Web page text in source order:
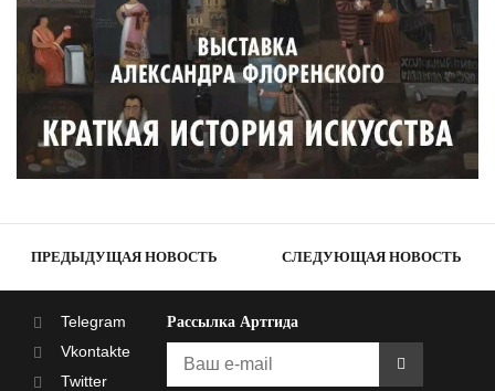
ПРЕДЫДУЩАЯ НОВОСТЬ СЛЕДУЮЩАЯ НОВОСТЬ
Telegram
Vkontakte
Twitter
Рассылка Артгида